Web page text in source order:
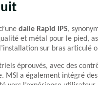
dalle Rapid IPS,
et métal pour le pied,
sur bras articulé
éprouvés, avec des
a également intégré